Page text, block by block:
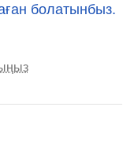
болатынбыз.